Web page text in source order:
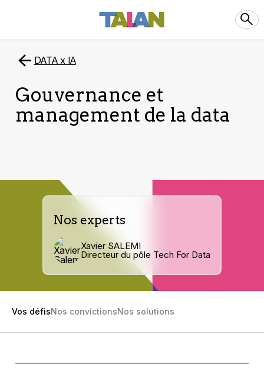
DATA x IA
Gouvernance et
management de la data
Nos experts
Xavier SALEMI
Directeur du pôle Tech For Data
Vos défisNos convictionsNos solutions